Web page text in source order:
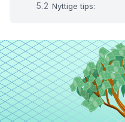
Nyttige tips: